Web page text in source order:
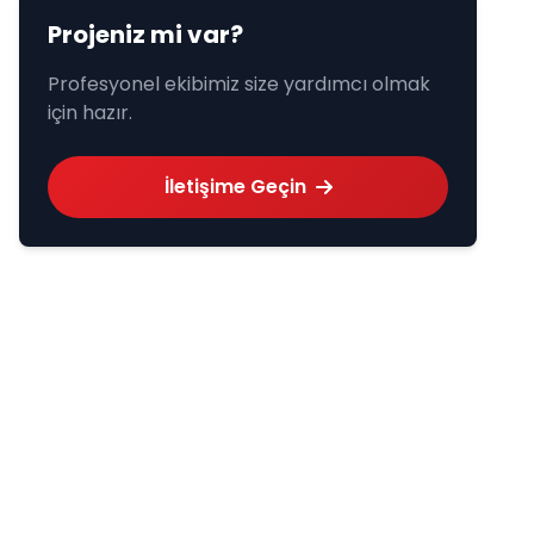
Projeniz mi var?
Profesyonel ekibimiz size yardımcı olmak
için hazır.
İletişime Geçin